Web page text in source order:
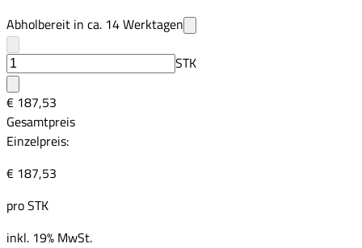
Abholbereit in ca. 14Werktagen
STK
€ 187,53
Gesamtpreis
Einzelpreis:
€ 187,53
proSTK
inkl. 19% MwSt.